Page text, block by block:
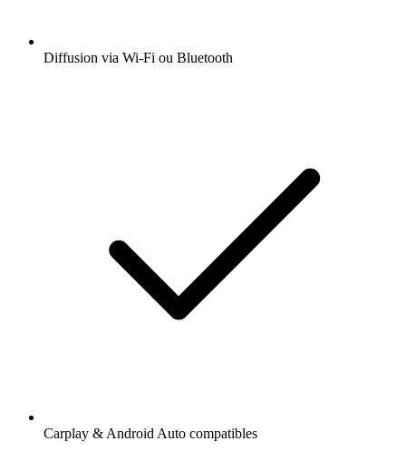
Diffusion via Wi-Fi ou Bluetooth
Carplay & Android Auto compatibles